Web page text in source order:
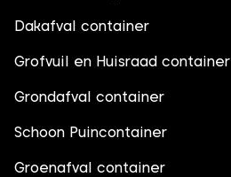
Dakafval container
Grofvuil en Huisraad container
Grondafval container
Schoon Puincontainer
Groenafval container